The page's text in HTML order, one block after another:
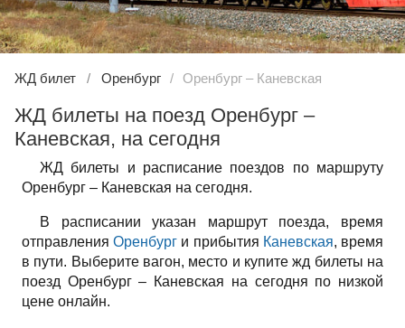
ЖД билет Оренбург Оренбург – Каневская
ЖД билеты на поезд Оренбург –
Каневская, на сегодня
ЖД билеты и расписание поездов по маршруту
Оренбург – Каневская на сегодня.
В расписании указан маршрут поезда, время
отправленияОренбург и прибытия Каневская, время
в пути. Выберите вагон, место и купите жд билеты на
поезд Оренбург – Каневская на сегодня по низкой
цене онлайн.